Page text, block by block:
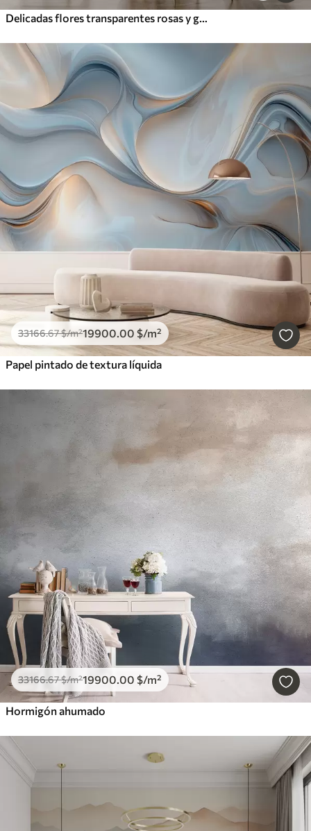
Delicadas flores transparentes rosas y grises con pétalos suaves y difuminados sobre fondo blanco
33166.67$/m²19900.00 $/m²
Papel pintado de textura líquida
33166.67$/m²19900.00 $/m²
Hormigón ahumado